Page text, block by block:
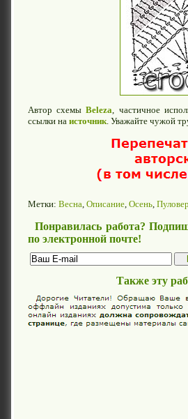
Автор схемыBeleza, частичное
ссылки на источник. Уважайте чужой
Метки: Весна Описание Осень Пуловер
Понравилась работа?
по электронной почте!
Также эту